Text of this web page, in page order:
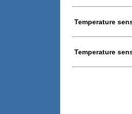
Temperature
Temperature